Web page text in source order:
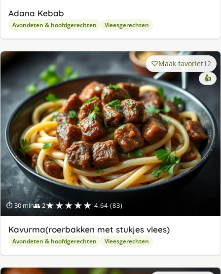
Adana Kebab
Avondeten & hoofdgerechten Vleesgerechten
⏱ 30 min👥 2★★★★★ 4.64 (83)
Maak favoriet12
👍
Kavurma(roerbakken met stukjes vlees)
Avondeten & hoofdgerechten Vleesgerechten